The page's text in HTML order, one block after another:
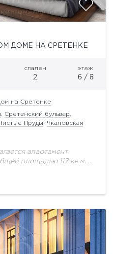
ДОМЕ НА СРЕТЕНКЕ
спален
2
этаж
6 / 8
на Сретенке
Сретенский бульвар
Пруды Чкаловская
апартамент
площадью 117 кв.м. на
премиум-класса